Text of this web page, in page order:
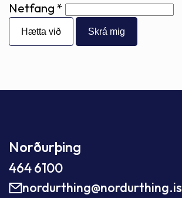
Netfang
Hætta við
Norðurþing
464 6100
nordurthing@nordurthing.is